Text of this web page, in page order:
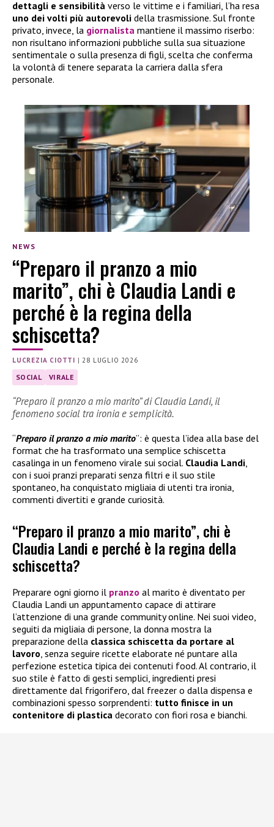
dettagli e sensibilità verso le vittime e i familiari, l’ha resa
uno dei volti più autorevoli della trasmissione. Sul fronte
privato, invece, la giornalista mantiene il massimo riserbo:
non risultano informazioni pubbliche sulla sua situazione
sentimentale o sulla presenza di figli, scelta che conferma
la volontà di tenere separata la carriera dalla sfera
personale.
NEWS
“Preparo il pranzo a mio
marito”, chi è Claudia Landi e
perché è la regina della
schiscetta?
LUCREZIA CIOTTI | 28 LUGLIO 2026
SOCIAL VIRALE
“Preparo il pranzo a mio marito” di Claudia Landi, il
fenomeno social tra ironia e semplicità.
“Preparo il pranzo a mio marito”: è questa l’idea alla base del
format che ha trasformato una semplice schiscetta
casalinga in un fenomeno virale sui social. Claudia Landi,
con i suoi pranzi preparati senza filtri e il suo stile
spontaneo, ha conquistato migliaia di utenti tra ironia,
commenti divertiti e grande curiosità.
“Preparo il pranzo a mio marito”, chi è
Claudia Landi e perché è la regina della
schiscetta?
Preparare ogni giorno il pranzo al marito è diventato per
Claudia Landi un appuntamento capace di attirare
l’attenzione di una grande community online. Nei suoi video,
seguiti da migliaia di persone, la donna mostra la
preparazione della classica schiscetta da portare al
lavoro , senza seguire ricette elaborate né puntare alla
perfezione estetica tipica dei contenuti food. Al contrario, il
suo stile è fatto di gesti semplici, ingredienti presi
direttamente dal frigorifero, dal freezer o dalla dispensa e
combinazioni spesso sorprendenti: tutto finisce in un
contenitore di plastica decorato con fiori rosa e bianchi.